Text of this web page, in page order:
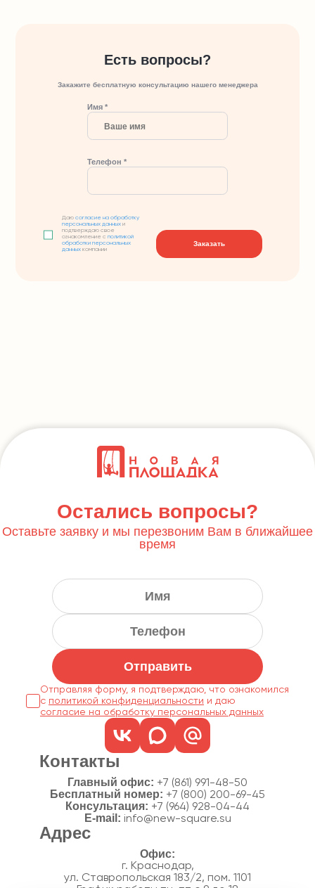
Есть вопросы?
Закажите бесплатную консультацию нашего менеджера
Имя *
Телефон *
Даюсогласие на обработку
персональных данных и
подтверждаю свое
ознакомление сполитикой
обработки персональных
данных компании
Заказать
Остались вопросы?
Оставьте заявку и мы перезвоним Вам в ближайшее
время
Отправить
Отправляя форму, я подтверждаю, что ознакомился
с политикой конфиденциальности
согласие на обработку персональных данных
Контакты
Главный офис: +7 (861) 991-48-50
Бесплатный номер: +7 (800) 200-69-45
Консультация: +7 (964) 928-04-44
E-mail: info@new-square.su
Адрес
г. Краснодар,
ул. Ставропольская 183/2, пом. 1101